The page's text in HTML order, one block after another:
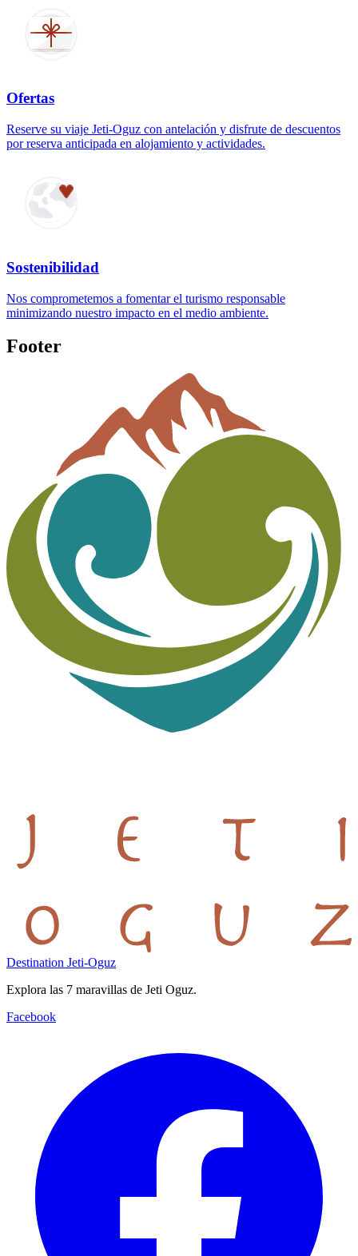
Ofertas
Reserve su viaje Jeti-Oguz con antelación y disfrute de descuentos
por reserva anticipada en alojamiento y actividades.
Sostenibilidad
Nos comprometemos a fomentar el turismo responsable
minimizando nuestro impacto en el medio ambiente.
Footer
Destination Jeti-Oguz
Explora las 7 maravillas de Jeti Oguz.
Facebook